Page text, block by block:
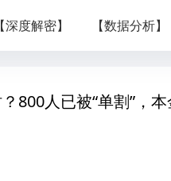
【深度解密】 【数据分析】
800人已被“单割”，本